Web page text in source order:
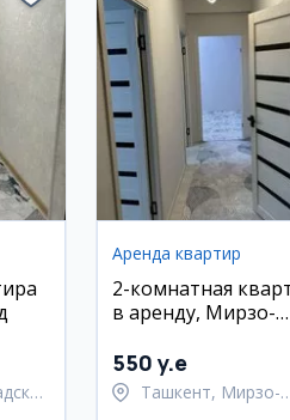
Аренда квартир
2-комнатная
в аренду, Мирзо-
550 y.e
Ташкент, Мирзо-